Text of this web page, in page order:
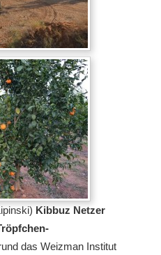
Kibbuz Netzer
das Weizman Institut